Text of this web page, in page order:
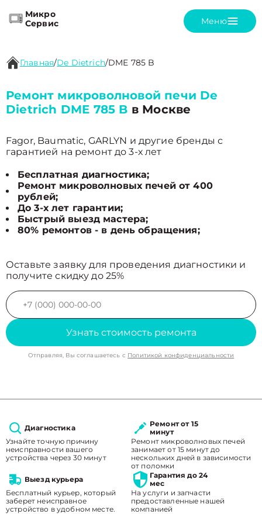
Микро
Сервис
Меню
Главная/De Dietrich/DME 785 B
Ремонт микроволновой печи De
Dietrich DME 785 B в Москве
Fagor, Baumatic, GARLYN и другие бренды с
гарантией на ремонт до 3-х лет
Бесплатная диагностика;
Ремонт микроволновых печей от 400
рублей;
До 3-х лет гарантии;
Быстрый выезд мастера;
80% ремонтов - в день обращения;
Оставьте заявку для проведения диагностики и
получите скидку до 25%
Узнать стоимость ремонта
Отправляя, Вы соглашаетесь с Политикой конфиденциальности
Диагностика
Узнайте точную причину
неисправности вашего
устройства через 30 минут
Ремонт от 15
минут
Ремонт микроволновых печей
занимает от 15 минут до
нескольких дней в зависимости
от поломки
Выезд курьера
Бесплатный курьер, который
заберет неисправное
устройство в удобном месте.
Гарантия до 24
мес
На услуги и запчасти
предоставленные нашей
компанией